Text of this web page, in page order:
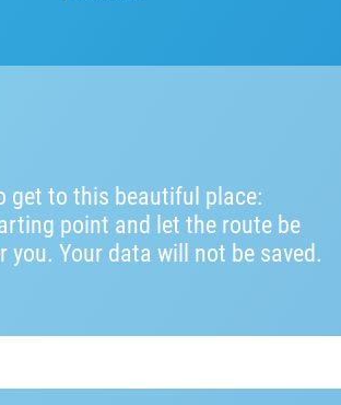
get to this beautiful place:
point and let the route be
you. Your data will not be saved.